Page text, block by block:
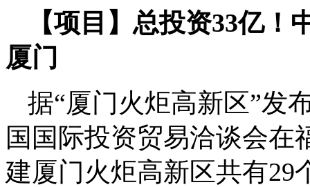
【项目】总投资33亿
厦门
据“厦门火炬高新区”发
国国际投资贸易洽谈会在
建厦门火炬高新区共有29